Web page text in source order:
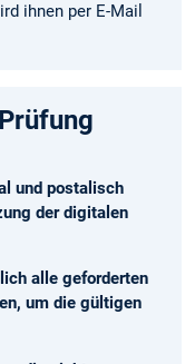
ihnen per E-Mail
und postalisch
der digitalen
alle geforderten
um die gültigen